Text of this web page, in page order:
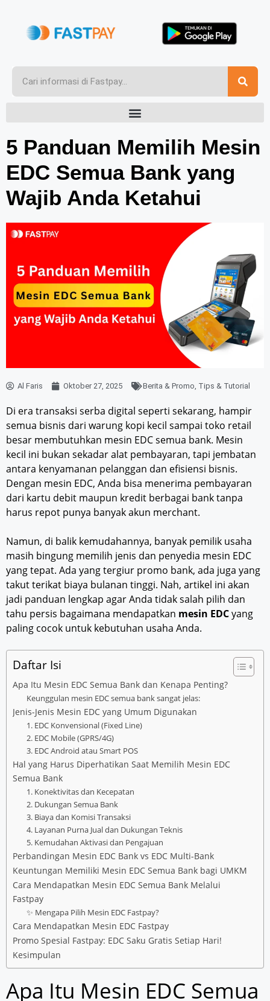
5 Panduan Memilih Mesin
EDC Semua Bank yang
Wajib Anda Ketahui
Al Faris Oktober 27, 2025 Berita & Promo, Tips & Tutorial
Di era transaksi serba digital seperti sekarang, hampir
semua bisnis dari warung kopi kecil sampai toko retail
besar membutuhkan mesin EDC semua bank. Mesin
kecil ini bukan sekadar alat pembayaran, tapi jembatan
antara kenyamanan pelanggan dan efisiensi bisnis.
Dengan mesin EDC, Anda bisa menerima pembayaran
dari kartu debit maupun kredit berbagai bank tanpa
harus repot punya banyak akun merchant.
Namun, di balik kemudahannya, banyak pemilik usaha
masih bingung memilih jenis dan penyedia mesin EDC
yang tepat. Ada yang tergiur promo bank, ada juga yang
takut terikat biaya bulanan tinggi. Nah, artikel ini akan
jadi panduan lengkap agar Anda tidak salah pilih dan
tahu persis bagaimana mendapatkan mesin EDCyang
paling cocok untuk kebutuhan usaha Anda.
Daftar Isi
Apa Itu Mesin EDC Semua Bank dan Kenapa Penting?
Keunggulan mesin EDC semua bank sangat jelas:
Jenis-Jenis Mesin EDC yang Umum Digunakan
1. EDC Konvensional (Fixed Line)
2. EDC Mobile (GPRS/4G)
3. EDC Android atau Smart POS
Hal yang Harus Diperhatikan Saat Memilih Mesin EDC
Semua Bank
1. Konektivitas dan Kecepatan
2. Dukungan Semua Bank
3. Biaya dan Komisi Transaksi
4. Layanan Purna Jual dan Dukungan Teknis
5. Kemudahan Aktivasi dan Pengajuan
Perbandingan Mesin EDC Bank vs EDC Multi-Bank
Keuntungan Memiliki Mesin EDC Semua Bank bagi UMKM
Cara Mendapatkan Mesin EDC Semua Bank Melalui
Fastpay
✨ Mengapa Pilih Mesin EDC Fastpay?
Cara Mendapatkan Mesin EDC Fastpay
Promo Spesial Fastpay: EDC Saku Gratis Setiap Hari!
Kesimpulan
Apa Itu Mesin EDC Semua